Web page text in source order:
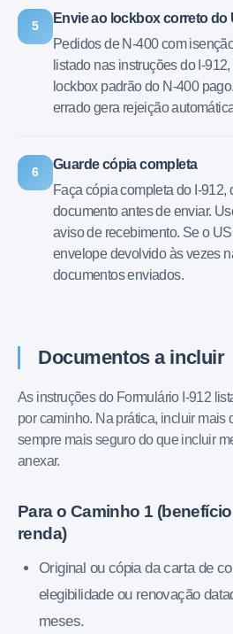
5
Envie ao lockbox correto do
Pedidos de N-400 com
listado nas instruções do I-
lockbox padrão do N-400
errado gera rejeição
6
Guarde cópia completa
Faça cópia completa do I-912,
documento antes de enviar.
aviso de recebimento. Se o
envelope devolvido às vezes
documentos enviados.
Documentos a incluir
As instruções do Formulário I-912
por caminho. Na prática, incluir mais
sempre mais seguro do que incluir
anexar.
Para o Caminho 1
renda)
Original ou cópia da carta de
elegibilidade ou renovação
meses.